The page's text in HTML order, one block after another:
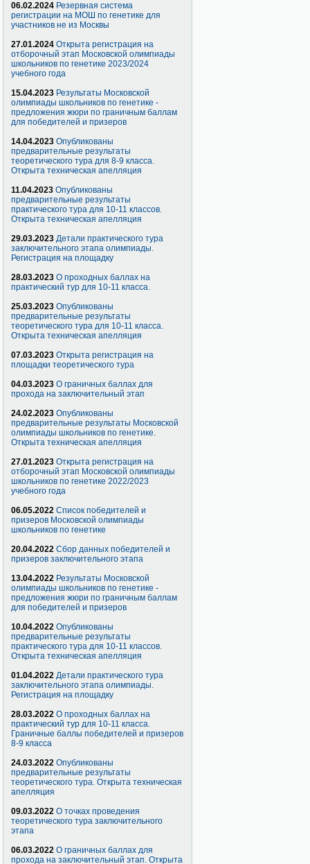
06.02.2024 Резервная система
регистрации на МОШ по генетике для
участников не из Москвы
27.01.2024 Открыта регистрация на
отборочный этап Московской олимпиады
школьников по генетике 2023/2024
учебного года
15.04.2023 Результаты Московской
олимпиады школьников по генетике -
предложения жюри по граничным баллам
для победителей и призеров
14.04.2023 Опубликованы
предварительные результаты
теоретического тура для 8-9 класса.
Открыта техническая апелляция
11.04.2023 Опубликованы
предварительные результаты
практического тура для 10-11 классов.
Открыта техническая апелляция
29.03.2023 Детали практического тура
заключительного этапа олимпиады.
Регистрация на площадку
28.03.2023 О проходных баллах на
практический тур для 10-11 класса.
25.03.2023 Опубликованы
предварительные результаты
теоретического тура для 10-11 класса.
Открыта техническая апелляция
07.03.2023 Открыта регистрация на
площадки теоретического тура
04.03.2023 О граничных баллах для
прохода на заключительный этап
24.02.2023 Опубликованы
предварительные результаты Московской
олимпиады школьников по генетике.
Открыта техническая апелляция
27.01.2023 Открыта регистрация на
отборочный этап Московской олимпиады
школьников по генетике 2022/2023
учебного года
06.05.2022 Список победителей и
призеров Московской олимпиады
школьников по генетике
20.04.2022 Сбор данных победителей и
призеров заключительного этапа
13.04.2022 Результаты Московской
олимпиады школьников по генетике -
предложения жюри по граничным баллам
для победителей и призеров
10.04.2022 Опубликованы
предварительные результаты
практического тура для 10-11 классов.
Открыта техническая апелляция
01.04.2022 Детали практического тура
заключительного этапа олимпиады.
Регистрация на площадку
28.03.2022 О проходных баллах на
практический тур для 10-11 класса.
Граничные баллы победителей и призеров
8-9 класса
24.03.2022 Опубликованы
предварительные результаты
теоретического тура. Открыта техническая
апелляция
09.03.2022 О точках проведения
теоретического тура заключительного
этапа
06.03.2022 О граничных баллах для
прохода на заключительный этап. Открыта